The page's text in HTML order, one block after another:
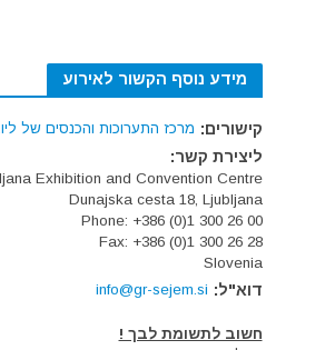
מידע נוסף הקשור לאירוע
קישורים: מרכז התערוכות והכנסים של
ליצירת קשר:
Exhibition and Convention Centre
Dunajska cesta 18, Ljubljana
Phone: +386 (0)1 300 26 00
Fax: +386 (0)1 300 26 28
Slovenia
דוא"ל: info@gr-sejem.si
חשוב לתשומת לבך !